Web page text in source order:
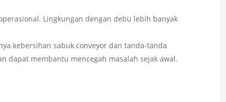
Lingkungan dengan debu lebih banyak
kebersihan sabuk conveyor dan tanda-tanda
dapat membantu mencegah masalah sejak awal.